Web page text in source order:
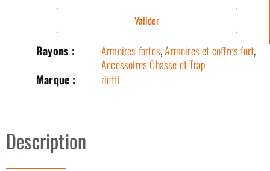
Valider
Rayons : Armoires fortes,Armoires et coffres fort,
Accessoires Chasse et Trap
Marque :
rietti
Description